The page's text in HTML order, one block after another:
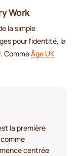
Work
la simple
pour l'identité, la
CommeÂge UK
la première
centrée